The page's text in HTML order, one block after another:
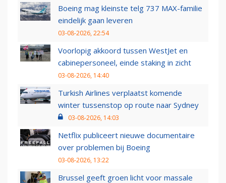
Boeing mag kleinste telg 737 MAX-familie
eindelijk gaan leveren
03-08-2026, 22:54
Voorlopig akkoord tussen WestJet en
cabinepersoneel, einde staking in zicht
03-08-2026, 14:40
Turkish Airlines verplaatst komende
winter tussenstop op route naar Sydney
03-08-2026, 14:03
Netflix publiceert nieuwe documentaire
over problemen bij Boeing
03-08-2026, 13:22
Brussel geeft groen licht voor massale